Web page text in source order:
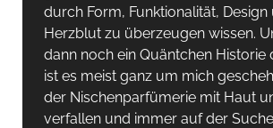
durch Form, Funktionalität, Design
Herzblut zu überzeugen wissen.
dann noch ein Quäntchen Historie
ist es meist ganz um mich
der Nischenparfümerie mit Haut
verfallen und immer auf der